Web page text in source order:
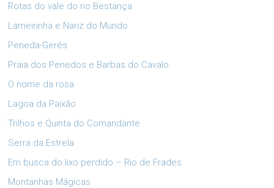
Rotas do vale do rio Bestança
Lameirinha e Nariz do Mundo
Peneda-Gerês
Praia dos Penedos e Barbas do Cavalo
O nome da rosa
Lagoa da Paixão
Trilhos e Quinta do Comandante
Serra da Estrela
Em busca do lixo perdido – Rio de Frades
Montanhas Mágicas